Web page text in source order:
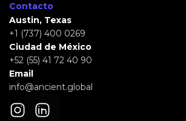
Contacto
Austin, Texas
+1 (737) 400 0269
Ciudad de México
+52 (55) 41 72 40 90
Email
info@ancient.global